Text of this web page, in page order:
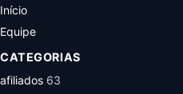
Início
Equipe
CATEGORIAS
afiliados 63